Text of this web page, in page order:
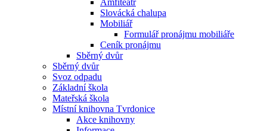
Amfiteátr
Slovácká chalupa
Mobiliář
Formulář pronájmu mobiliáře
Ceník pronájmu
Sběrný dvůr
Sběrný dvůr
Svoz odpadu
Základní škola
Mateřská škola
Místní knihovna Tvrdonice
Akce knihovny